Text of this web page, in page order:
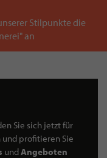
Stilpunkte die
an
Sie sich jetzt für
und profitieren Sie
undAngeboten